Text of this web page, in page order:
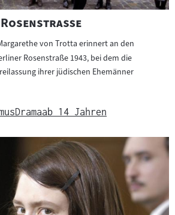
"
Rosenstraße"
von Trotta erinnert an den
Rosenstraße 1943, bei dem die
ihrer jüdischen Ehemänner
Dramaab 14 Jahren